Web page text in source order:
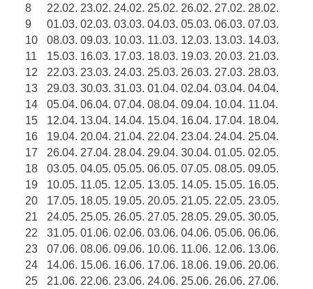
8
22.02. 23.02. 24.02. 25.02. 26.02. 27.02. 28.02.
9
01.03. 02.03. 03.03. 04.03. 05.03. 06.03. 07.03.
10
08.03. 09.03. 10.03. 11.03. 12.03. 13.03. 14.03.
11
15.03. 16.03. 17.03. 18.03. 19.03. 20.03. 21.03.
12
22.03. 23.03. 24.03. 25.03. 26.03. 27.03. 28.03.
13
29.03. 30.03. 31.03. 01.04. 02.04. 03.04. 04.04.
14
05.04. 06.04. 07.04. 08.04. 09.04. 10.04. 11.04.
15
12.04. 13.04. 14.04. 15.04. 16.04. 17.04. 18.04.
16
19.04. 20.04. 21.04. 22.04. 23.04. 24.04. 25.04.
17
26.04. 27.04. 28.04. 29.04. 30.04. 01.05. 02.05.
18
03.05. 04.05. 05.05. 06.05. 07.05. 08.05. 09.05.
19
10.05. 11.05. 12.05. 13.05. 14.05. 15.05. 16.05.
20
17.05. 18.05. 19.05. 20.05. 21.05. 22.05. 23.05.
21
24.05. 25.05. 26.05. 27.05. 28.05. 29.05. 30.05.
22
31.05. 01.06. 02.06. 03.06. 04.06. 05.06. 06.06.
23
07.06. 08.06. 09.06. 10.06. 11.06. 12.06. 13.06.
24
14.06. 15.06. 16.06. 17.06. 18.06. 19.06. 20.06.
25
21.06. 22.06. 23.06. 24.06. 25.06. 26.06. 27.06.